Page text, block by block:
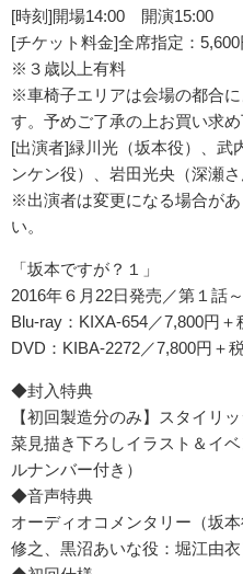
[時刻]開場14:00 開演15:00
[チケット料金]全席指定：
※３歳以上有料
※車椅子エリアは会場の都合
す。予めご了承の上お買い求め
[出演者]緑川光（坂本役）、武
ンケン役）、岩田光央（深瀬さ
※出演者は変更になる場合が
い。
「坂本ですが？１」
2016年６月22日発売／第１話
Blu-ray：KIXA-654／7,800円＋
DVD：KIBA-2272／7,800円＋
◆封入特典
【初回製造分のみ】スタイリ
菜見描き下ろしイラスト＆イ
ルナンバー付き）
◆音声特典
オーディオコメンタリー（坂
修之、黒沼あいな役：堀江由衣